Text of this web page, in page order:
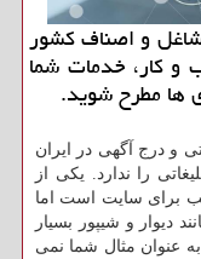
و اصناف كشور
و كار، خدمات شما
ها مطرح شوید.
و درج آگهی در ایران
را ندارد. یکی از
برای سایت است اما
دیوار و شیپور بسیار
به عنوان مثال شما نمی